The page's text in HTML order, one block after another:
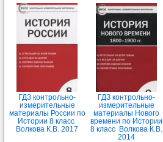
ГДЗ контрольно-
измерительные
материалы России по
Истории 8 класс
Волкова К.В. 2017
ГДЗ контрольно-
измерительные
материалы Нового
времени по Истории
8 класс Волкова К.В.
2014